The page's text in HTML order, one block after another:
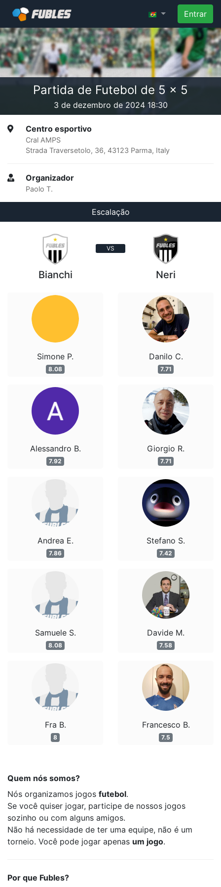
Entrar
Partida de Futebol de 5 x 5
3 de dezembro de 2024 18:30
Centro esportivo
Cral AMPS
Strada Traversetolo, 36, 43123 Parma, Italy
Organizador
Paolo T.
Escalação
VS
Bianchi
Simone P.
8.08
Alessandro B.
7.92
Andrea E.
7.86
Samuele S.
8.08
Fra B.
8
Neri
Danilo C.
7.71
Giorgio R.
7.71
Stefano S.
7.42
Davide M.
7.58
Francesco B.
7.5
Quem nós somos?
Nós organizamos jogos futebol.
Se você quiser jogar, participe de nossos jogos
sozinho ou com alguns amigos.
Não há necessidade de ter uma equipe, não é um
torneio. Você pode jogar apenas um jogo.
Por que Fubles?